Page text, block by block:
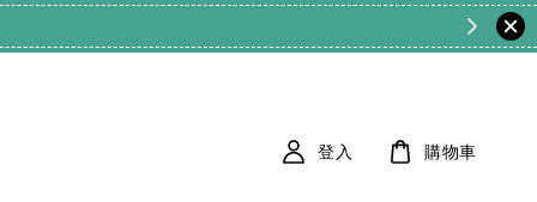
登入 購物車